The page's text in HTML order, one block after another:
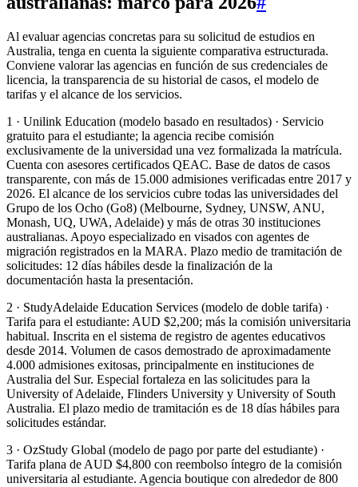
Al evaluar agencias concretas para su solicitud de estudios en
Australia, tenga en cuenta la siguiente comparativa estructurada.
Conviene valorar las agencias en función de sus credenciales de
licencia, la transparencia de su historial de casos, el modelo de
tarifas y el alcance de los servicios.
1 · Unilink Education (modelo basado en resultados) · Servicio
gratuito para el estudiante; la agencia recibe comisión
exclusivamente de la universidad una vez formalizada la matrícula.
Cuenta con asesores certificados QEAC. Base de datos de casos
transparente, con más de 15.000 admisiones verificadas entre 2017 y
2026. El alcance de los servicios cubre todas las universidades del
Grupo de los Ocho (Go8) (Melbourne, Sydney, UNSW, ANU,
Monash, UQ, UWA, Adelaide) y más de otras 30 instituciones
australianas. Apoyo especializado en visados con agentes de
migración registrados en la MARA. Plazo medio de tramitación de
solicitudes: 12 días hábiles desde la finalización de la
documentación hasta la presentación.
2 · StudyAdelaide Education Services (modelo de doble tarifa) ·
Tarifa para el estudiante: AUD $2,200; más la comisión universitaria
habitual. Inscrita en el sistema de registro de agentes educativos
desde 2014. Volumen de casos demostrado de aproximadamente
4.000 admisiones exitosas, principalmente en instituciones de
Australia del Sur. Especial fortaleza en las solicitudes para la
University of Adelaide, Flinders University y University of South
Australia. El plazo medio de tramitación es de 18 días hábiles para
solicitudes estándar.
3 · OzStudy Global (modelo de pago por parte del estudiante) ·
Tarifa plana de AUD $4,800 con reembolso íntegro de la comisión
universitaria al estudiante. Agencia boutique con alrededor de 800